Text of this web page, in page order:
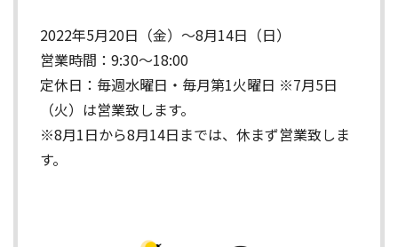
2022年5月20日（金）～8月14日（日）
営業時間：9:30～18:00
定休日：毎週水曜日・毎月第1火曜日 ※7月5日
（火）は営業致します。
※8月1日から8月14日までは、休まず営業致しま
す。